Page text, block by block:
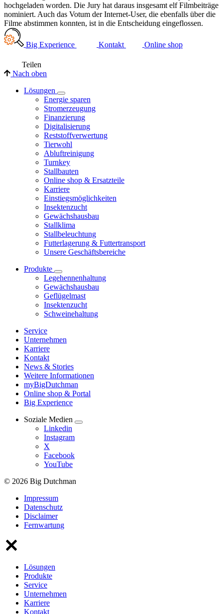
hochgeladen worden. Die Jury hat daraus insgesamt elf Filmbeiträge
nominiert. Auch das Votum der Internet-User, die ebenfalls über die
Filme abstimmen konnten, ist in die Entscheidung eingeflossen.
Big Experience Kontakt Online shop
Teilen
Nach oben
Lösungen
Energie sparen
Stromerzeugung
Finanzierung
Digitalisierung
Reststoffverwertung
Tierwohl
Abluftreinigung
Turnkey
Stallbauten
Online shop & Ersatzteile
Karriere
Einstiegsmöglichkeiten
Insektenzucht
Gewächshausbau
Stallklima
Stallbeleuchtung
Futterlagerung & Futtertransport
Unsere Geschäftsbereiche
Produkte
Legehennenhaltung
Gewächshausbau
Geflügelmast
Insektenzucht
Schweinehaltung
Service
Unternehmen
Karriere
Kontakt
News & Stories
Weitere Informationen
myBigDutchman
Online shop & Portal
Big Experience
Soziale Medien
Linkedin
Instagram
X
Facebook
YouTube
© 2026 Big Dutchman
Impressum
Datenschutz
Disclaimer
Fernwartung
Lösungen
Produkte
Service
Unternehmen
Karriere
Kontakt